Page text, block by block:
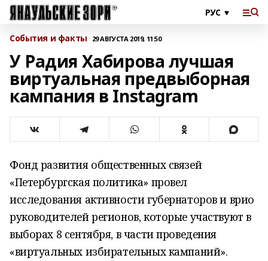
События и факты 29 АВГУСТА 2019, 11:50
У Радия Хабирова лучшая
виртуальная предвыборная
кампания в Instagram
Фонд развития общественных связей
«Петербургская политика» провел
исследования активности губернаторов и врио
руководителей регионов, которые участвуют в
выборах 8 сентября, в части проведения
«виртуальных избирательных кампаний».